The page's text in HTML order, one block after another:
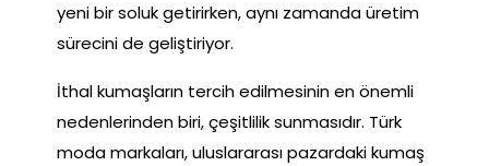
yeni bir soluk getirirken, aynı zamanda üretim
sürecini de geliştiriyor.
İthal kumaşların tercih edilmesinin en önemli
nedenlerinden biri, çeşitlilik sunmasıdır. Türk
moda markaları, uluslararası pazardaki kumaş